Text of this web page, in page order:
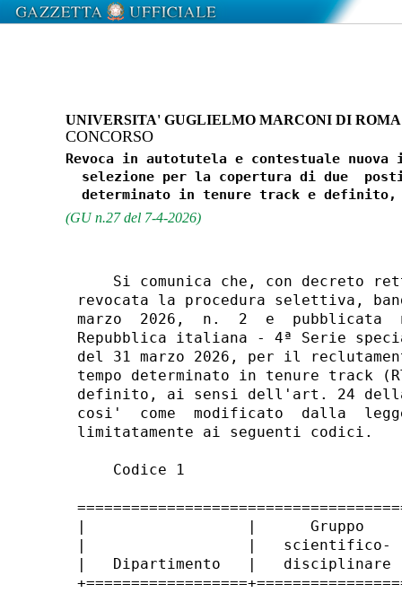
UNIVERSITA' GUGLIELMO MARCONI DI ROMA
CONCORSO
Revoca in autotutela e contestuale
selezione per la copertura di due
(GU n.27 del 7-4-2026)
Si comunica che, con decreto
revocata la procedura selettiva,
marzo  2026,  n.  2  e
Repubblica italiana - 4ª Serie
del 31 marzo 2026, per il
tempo determinato in tenure track
definito, ai sensi dell'art. 24 della
cosi'  come  modificato  dalla
limitatamente ai seguenti codici.
    Codice 1
|                  |      Gruppo
|                  |
|   Dipartimento   |